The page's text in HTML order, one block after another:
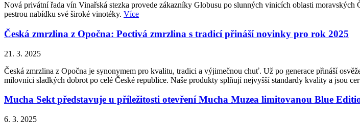
Nová privátní řada vín Vinařská stezka provede zákazníky Globusu po slunných vinicích oblasti
pestrou nabídku své široké vinotéky. Více
Česká zmrzlina z Opočna: Poctivá zmrzlina s tradicí přináší novinky pro rok 2025
21. 3. 2025
Česká zmrzlina z Opočna je synonymem pro kvalitu, tradici a výjimečnou chuť. Už po generace přináší
milovníci sladkých dobrot po celé České republice. Naše produkty splňují nejvyšší standardy kvality a jsou
Mucha Sekt představuje u příležitosti otevření Mucha Muzea limitovanou Blue
6. 3. 2025